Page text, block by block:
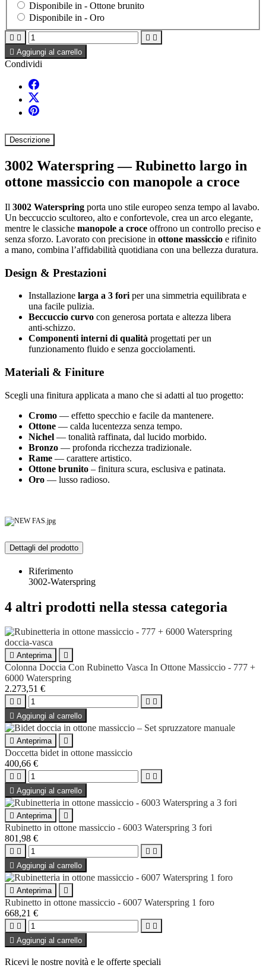
Disponibile in - Ottone brunito
Disponibile in - Oro
   
 Aggiungi al carrello
Condividi
Descrizione
3002 Waterspring — Rubinetto largo in
ottone massiccio con manopole a croce
Il 3002 Waterspring porta uno stile europeo senza tempo al lavabo.
Un beccuccio scultoreo, alto e confortevole, crea un arco elegante,
mentre le classiche manopole a croce offrono un controllo preciso e
senza sforzo. Lavorato con precisione in ottone massiccio e rifinito
a mano, combina l’affidabilità quotidiana con una bellezza duratura.
Design & Prestazioni
Installazione larga a 3 foriper una simmetria equilibrata e
una facile pulizia.
Beccuccio curvo con generosa portata e altezza libera
anti‑schizzo.
Componenti interni di qualità progettati per un
funzionamento fluido e senza gocciolamenti.
Materiali & Finiture
Scegli una finitura applicata a mano che si adatti al tuo progetto:
Cromo — effetto specchio e facile da mantenere.
Ottone — calda lucentezza senza tempo.
Nichel — tonalità raffinata, dal lucido morbido.
Bronzo — profonda ricchezza tradizionale.
Rame — carattere artistico.
Ottone brunito – finitura scura, esclusiva e patinata.
Oro — lusso radioso.
Dettagli del prodotto
Riferimento
3002-Waterspring
4 altri prodotti nella stessa categoria
 Anteprima 
Colonna Doccia Con Rubinetto Vasca In Ottone Massiccio - 777 +
6000 Waterspring
2.273,51 €
   
 Aggiungi al carrello
 Anteprima 
Doccetta bidet in ottone massiccio
400,66 €
   
 Aggiungi al carrello
 Anteprima 
Rubinetto in ottone massiccio - 6003 Waterspring 3 fori
801,98 €
   
 Aggiungi al carrello
 Anteprima 
Rubinetto in ottone massiccio - 6007 Waterspring 1 foro
668,21 €
   
 Aggiungi al carrello
Ricevi le nostre novità e le offerte speciali